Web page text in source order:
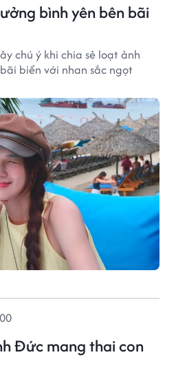
bình yên bên bãi
chú ý khi chia sẻ loạt ảnh
biển với nhan sắc ngọt
Đức mang thai con